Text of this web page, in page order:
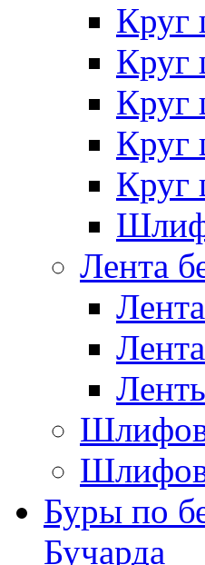
Круг
Круг
Круг
Круг
Круг
Лента
Буры по
Бучарда